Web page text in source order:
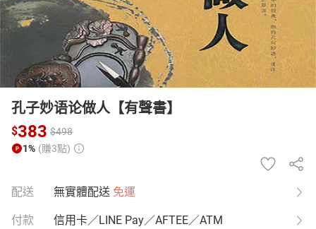
孔子妙语论做人【有聲書】
$383 $498
1% (賺3點)
配送 無實體配送 免運
付款 信用卡／LINE Pay／AFTEE／ATM